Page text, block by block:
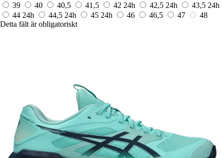
39
40 40,5 41,5 42 24h 42,5 24h 43,5 24h
44 24h 44,5 24h 45 24h 46 46,5 47
48
Detta fält är obligatoriskt